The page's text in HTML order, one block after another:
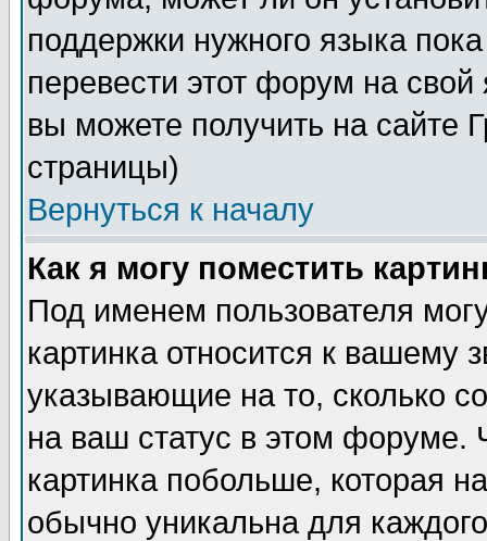
поддержки нужного языка
перевести этот форум на
вы можете получить на сайте
страницы)
Вернуться к началу
Как я могу поместить
Под именем пользователя
картинка относится к вашему
указывающие на то, сколько
на ваш статус в этом форуме.
картинка побольше, которая
обычно уникальна для